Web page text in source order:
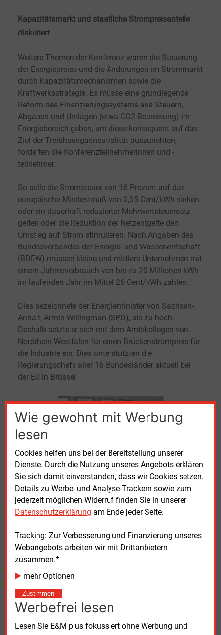
Wie gewohnt mit Werbung
lesen
Cookies helfen uns bei der Bereitstellung unserer
Dienste. Durch die Nutzung unseres Angebots erklären
Sie sich damit einverstanden, dass wir Cookies setzen.
Details zu Werbe- und Analyse-Trackern sowie zum
jederzeit möglichen Widerruf finden Sie in unserer
Datenschutzerklärung am Ende jeder Seite.
Tracking: Zur Verbesserung und Finanzierung unseres
Webangebots arbeiten wir mit Drittanbietern
zusammen.*
mehr Optionen
Zustimmen
Werbefrei lesen
Lesen Sie E&M plus fokussiert ohne Werbung und
Kapazitätsmarkt und staatliche Strompreisanteile
diskutiert
Weitere Themen der Konferenz waren die Steuerung
der Energiepreise und die Änderungen im Strommarkt
durch Kapazitätsmechanismen sowie die
Kraftwerksstrategie. Es müsse eine grundlegende
Reform des Finanzierungssystems aus Steuern,
Abgaben und Umlagen (etwa CO2-Bepreisung) im
Energiebereich geben, um diese konsequent auf das
Ziel der Treibhausgasneutralität auszurichten,
forderten die Konferenzteilnehmerinnen und -
teilnehmer.
So solle die Stromsteuer von 16 Prozent auf das
europäische Mindestmaß von 0,05 Cent/kWh sinken
oder ein dauerhaft reduzierter Mehrwertsteuersatz
gelten oder die Reduktion der Netzentgelte den
Umstieg auf Strom stimulieren. Nach Angaben des
Bundesverbandes der Energie- und Wasserwirtschaft
(BDEW) müssen kleine und mittlere Unternehmen mit
einem Jahresverbrauch von bis zu 20 Millionen kWh
im laufenden Jahr im Mittel 26 Cent/kWh zahlen.
Dies bezeichnete der Energieminister von Sachsen-
Anhalt, Armin Willingman (SPD), als zu hoch.
Deshalb setzte er sich mit dem Amtskollegen von
Nordrhein-Westfalen für einen Brückenstrompreis für
die Industrie ein. Dies unterstützten die
Regierungschefs aller 16 Bundesländer aktuell bei
der EU in Brüssel.
Teilnehmende der Energieministerkonferenz 2024 in Kiel
Quelle: StMWi Bayern/Mona Taube
Wasserstoff in ganz Deutschland gefragt
Elektrolyseure und Verteilnetze im regulatorischen
Rahmen berücksichtigt werden. Vertreter der
windkraftstarken nördlichen Bundesländer wollen sie
vor allem bei sich ansiedeln, um viel erneuerbaren
Strom zu speichern. Der bayrische Energieminister
Hubert Aiwanger (Freie Wähler) gab zu bedenken,
dass für die chemische Industrie und
Kraftstoffhersteller auch Elektrolyseure in